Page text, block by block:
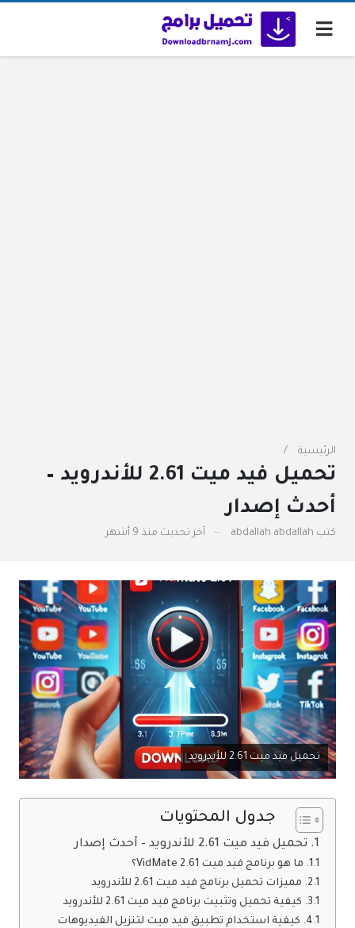
الرئيسية
تحميل فيد ميت 2.61 للأندرويد –
أحدث إصدار
كتب abdallah abdallah آخر تحديث منذ 9 أشهر
تحميل فيد ميت 2.61 للأندرويد
جدول المحتويات
تحميل فيد ميت 2.61 للأندرويد – أحدث إصدار
ما هو برنامج فيد ميت VidMate 2.61؟
مميزات تحميل برنامج فيد ميت 2.61 للأندرويد
كيفية تحميل وتثبيت برنامج فيد ميت 2.61 للأندرويد
كيفية استخدام تطبيق فيد ميت لتنزيل الفيديوهات